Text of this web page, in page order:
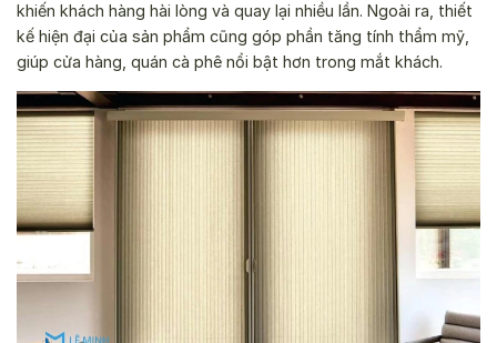
khiến khách hàng hài lòng và quay lại nhiều lần. Ngoài ra, thiết
kế hiện đại của sản phẩm cũng góp phần tăng tính thẩm mỹ,
giúp cửa hàng, quán cà phê nổi bật hơn trong mắt khách.